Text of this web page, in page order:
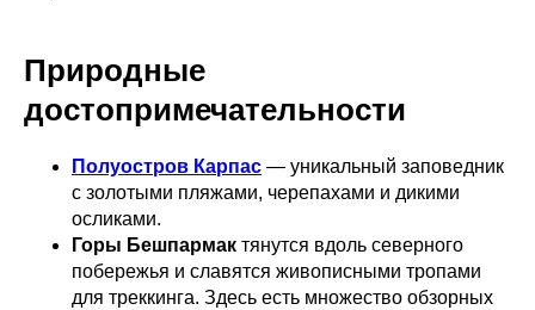
Природные
достопримечательности
Полуостров Карпас — уникальный заповедник
с золотыми пляжами, черепахами и дикими
осликами.
Горы Бешпармак тянутся вдоль северного
побережья и славятся живописными тропами
для треккинга. Здесь есть множество обзорных